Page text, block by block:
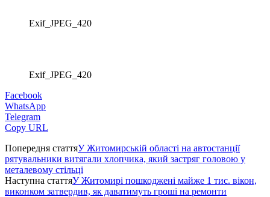
Exif_JPEG_420
Exif_JPEG_420
Facebook
WhatsApp
Telegram
Copy URL
Попередня статтяУ Житомирській області на автостанції
рятувальники витягали хлопчика, який застряг головою у
металевому стільці
Наступна статтяУ Житомирі пошкоджені майже 1 тис. вікон,
виконком затвердив, як даватимуть гроші на ремонти